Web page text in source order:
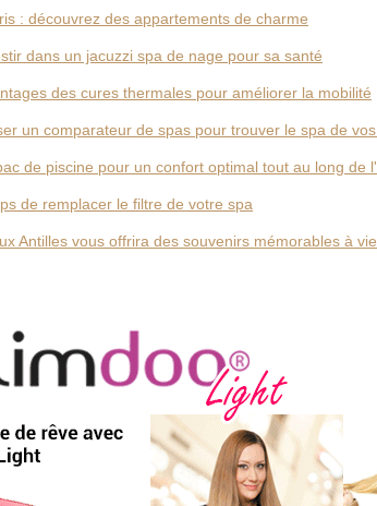
: découvrez des appartements de charme
dans un jacuzzi spa de nage pour sa santé
des cures thermales pour améliorer la mobilité
un comparateur de spas pour trouver le spa de
de piscine pour un confort optimal tout au long de
de remplacer le filtre de votre spa
Antilles vous offrira des souvenirs mémorables à vie